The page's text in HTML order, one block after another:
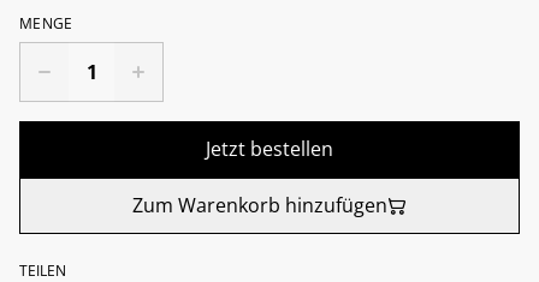
MENGE
Jetzt bestellen
Zum Warenkorb hinzufügen
TEILEN